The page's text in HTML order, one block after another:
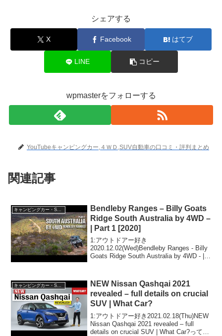
シェアする
X Facebook はてブ
LINE コピー
wpmasterをフォローする
YouTubeキャンピングカー,４ＷＤ,SUV自動車の口コミ・評判まとめ
関連記事
キャンピングカー・SUV人気車種
Bendleby Ranges – Billy Goats
Ridge South Australia by 4WD –
| Part 1 [2020]
1:アウトドアー好き
2020.12.02(Wed)Bendleby Ranges - Billy
Goats Ridge South Australia by 4WD - |
NEW Nissan Qashqai 2021
revealed – full details on crucial
SUV | What Car?
1:アウトドアー好き2021.02.18(Thu)NEW
Nissan Qashqai 2021 revealed – full
details on crucial SUV | What Car?って人